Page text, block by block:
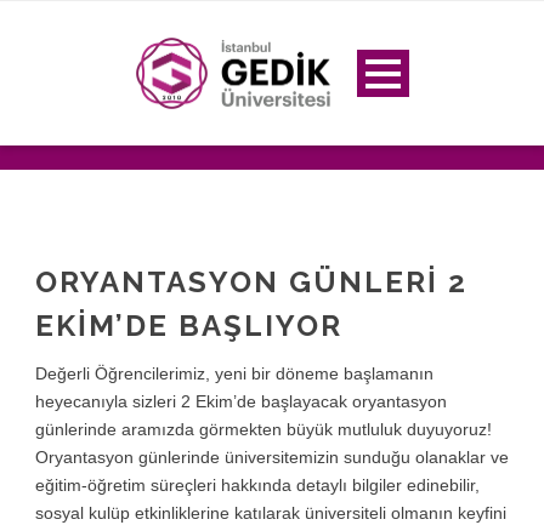
ORYANTASYON GÜNLERI 2
EKIM’DE BAŞLIYOR
Değerli Öğrencilerimiz, yeni bir döneme başlamanın
heyecanıyla sizleri 2 Ekim’de başlayacak oryantasyon
günlerinde aramızda görmekten büyük mutluluk duyuyoruz!
Oryantasyon günlerinde üniversitemizin sunduğu olanaklar ve
eğitim-öğretim süreçleri hakkında detaylı bilgiler edinebilir,
sosyal kulüp etkinliklerine katılarak üniversiteli olmanın keyfini